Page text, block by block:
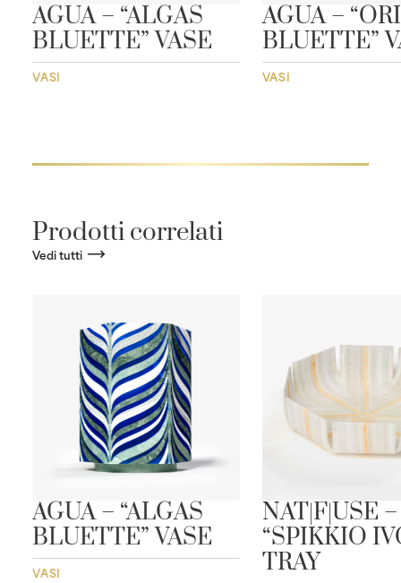
AGUA – “ALGAS
BLUETTE” VASE
VASI
AGUA –
BLUETTE”
VASI
Prodotti correlati
Vedi tutti
AGUA – “ALGAS
BLUETTE” VASE
VASI
NAT|F|USE –
“SPIKKIO
TRAY